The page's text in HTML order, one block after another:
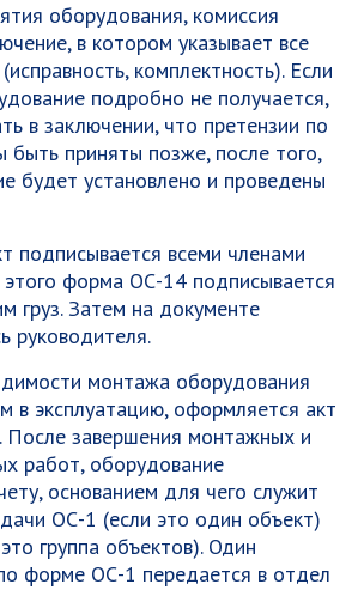
оборудования, комиссия
в котором указывает все
комплектность). Если
подробно не получается,
в заключении, что претензии по
быть приняты позже, после того,
будет установлено и проведены
подписывается всеми членами
этого форма ОС-14 подписывается
груз. Затем на документе
руководителя.
монтажа оборудования
в эксплуатацию, оформляется акт
завершения монтажных и
работ, оборудование
основанием для чего служит
ОС-1 (если это один объект)
группа объектов). Один
форме ОС-1 передается в отдел